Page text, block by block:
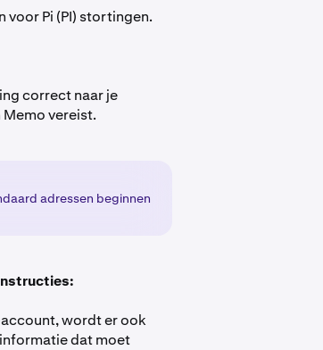
Pi (PI) stortingen.
correct naar je
vereist.
adressen beginnen
wordt er ook
dat moet